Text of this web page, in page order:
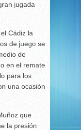
jugada
Cádiz la
de juego se
de
en el remate
para los
una ocasión
que
la presión